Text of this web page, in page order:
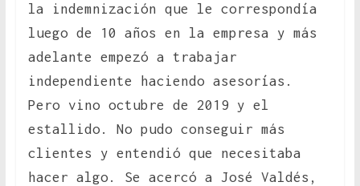
la indemnización que le correspondía
luego de 10 años en la empresa y más
adelante empezó a trabajar
independiente haciendo asesorías.
Pero vino octubre de 2019 y el
estallido. No pudo conseguir más
clientes y entendió que necesitaba
hacer algo. Se acercó a José Valdés,